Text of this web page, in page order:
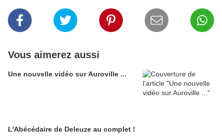
Vous aimerez aussi
Une nouvelle vidéo sur Auroville ...
L'Abécédaire de Deleuze au complet !